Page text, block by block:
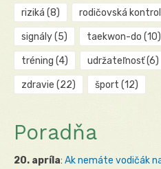
riziká (8) rodičovská
signály(5) taekwon-do (10)
tréning (4) udržateľnosť(6)
zdravie (22) šport (12)
Poradňa
20. apríla: Ak nemáte vodičák